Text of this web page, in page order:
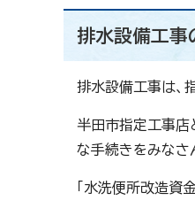
排水設備工事
排水設備工事は、
半田市指定工事店
な手続きをみなさ
「水洗便所改造資